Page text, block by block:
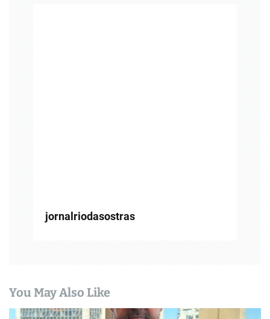
jornalriodasostras
You May Also Like